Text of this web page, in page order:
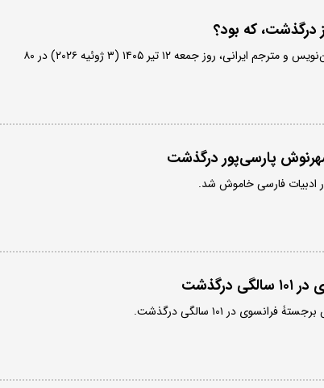
درگذشت، که بود؟
شهرنوش پارسی‌پور، نویسنده، داستان‌نویس و مترجم ایرانی، روز جمعه ۱۲ تیر ۱۴۰۵ (۳ ژوئیه ۲۰۲۶) در ۸۰
شهرنوش پارسی‌پور درگذشت
ادبیات فارسی خاموش شد.
در ۱۰۱ سالگی درگذشت.